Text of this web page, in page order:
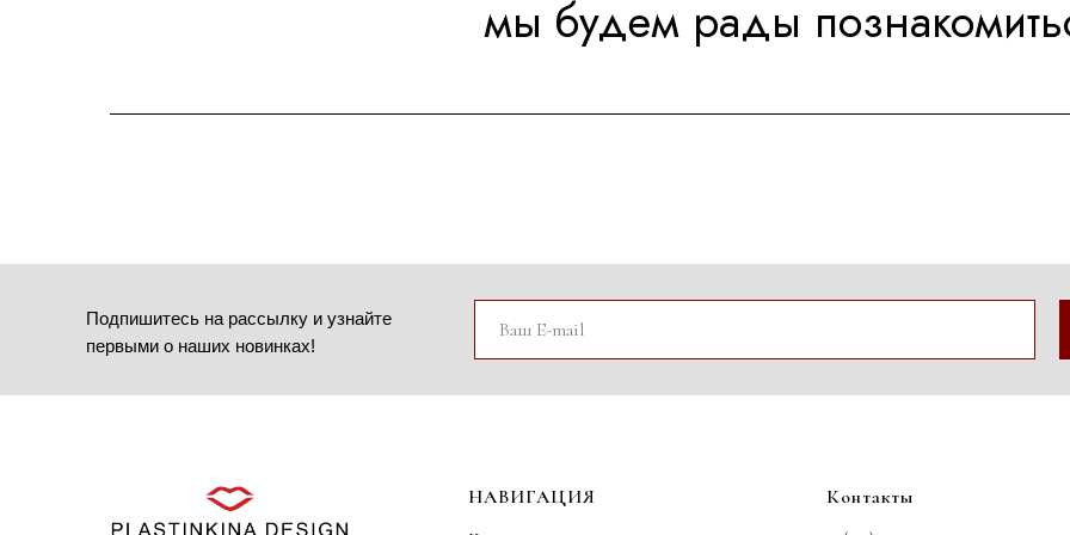
мы будем рады
Подпишитесь на рассылку и узнайте
первыми о наших новинках!
НАВИГАЦИЯ Контакты